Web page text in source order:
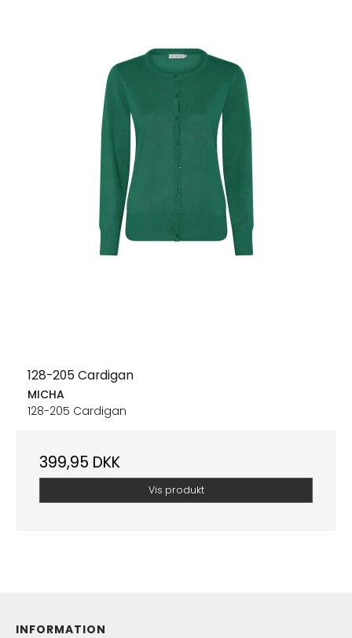
128-205 Cardigan
MICHA
128-205 Cardigan
399,95 DKK
Vis produkt
INFORMATION